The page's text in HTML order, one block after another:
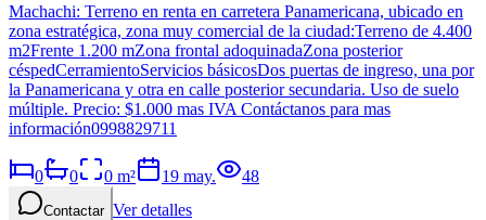
Machachi: Terreno en renta en carretera Panamericana, ubicado en
zona estratégica, zona muy comercial de la ciudad:Terreno de 4.400
m2Frente 1.200 mZona frontal adoquinadaZona posterior
céspedCerramientoServicios básicosDos puertas de ingreso, una por
la Panamericana y otra en calle posterior secundaria. Uso de suelo
múltiple. Precio: $1.000 mas IVA Contáctanos para mas
información0998829711
0 0 0 m² 19 may. 48
Contactar Ver detalles